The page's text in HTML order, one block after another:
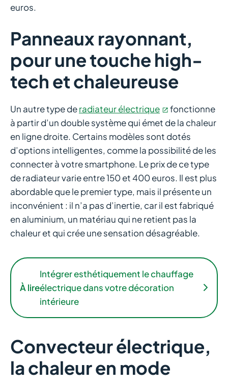
euros.
Panneaux rayonnant,
pour une touche high-
tech et chaleureuse
Un autre type deradiateur électrique
fonctionne
à partir d’un double système qui émet de la chaleur
en ligne droite. Certains modèles sont dotés
d’options intelligentes, comme la possibilité de les
connecter à votre smartphone. Le prix de ce type
de radiateur varie entre 150 et 400 euros. Il est plus
abordable que le premier type, mais il présente un
inconvénient : il n’a pas d’inertie, car il est fabriqué
en aluminium, un matériau qui ne retient pas la
chaleur et qui crée une sensation désagréable.
À lire
Intégrer esthétiquement le chauffage
électrique dans votre décoration
intérieure
Convecteur électrique,
la chaleur en mode